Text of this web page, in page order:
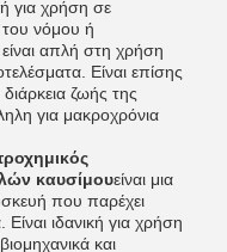
για χρήση σε
νόμου ή
απλή στη χρήση
Είναι επίσης
διάρκεια ζωής της
για μακροχρόνια
καυσίμουείναι μια
που παρέχει
ιδανική για χρήση
και